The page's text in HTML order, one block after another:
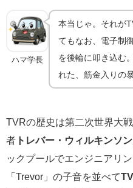
ハマ学長
本当じゃ。それが
てもなお、電子制
を後輪に叩き込む
れた、筋金入りの
TVRの歴史は第二次世界大
者 トレバー・ウィルキンソン
ックプールでエンジニアリ
「Trevor」の子音を並べて